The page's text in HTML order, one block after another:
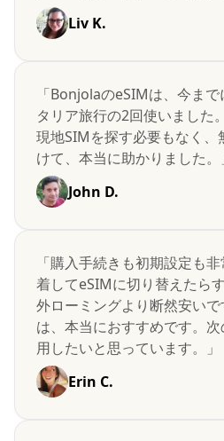
Liv K.
「BonjolaのeSIMは、今ま
タリア旅行の2回使いました
現地SIMを探す必要もなく
けて、本当に助かりました。
John D.
「購入手続きも初期設定も
着してeSIMに切り替えたら
外ローミングより断然安い
は、本当におすすめです。
用したいと思っています。」
Erin C.